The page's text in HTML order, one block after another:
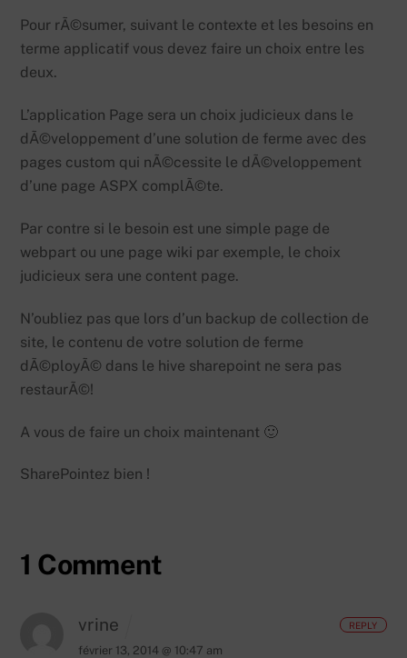
Pour rÃ©sumer, suivant le contexte et les besoins en
terme applicatif vous devez faire un choix entre les
deux.
L’application Page sera un choix judicieux dans le
dÃ©veloppement d’une solution de ferme avec des
pages custom qui nÃ©cessite le dÃ©veloppement
d’une page ASPX complÃ©te.
Par contre si le besoin est une simple page de
webpart ou une page wiki par exemple, le choix
judicieux sera une content page.
N’oubliez pas que lors d’un backup de collection de
site, le contenu de votre solution de ferme
dÃ©ployÃ© dans le hive sharepoint ne sera pas
restaurÃ©!
A vous de faire un choix maintenant 🙂
SharePointez bien !
1 Comment
vrine
février 13, 2014 @ 10:47 am
REPLY